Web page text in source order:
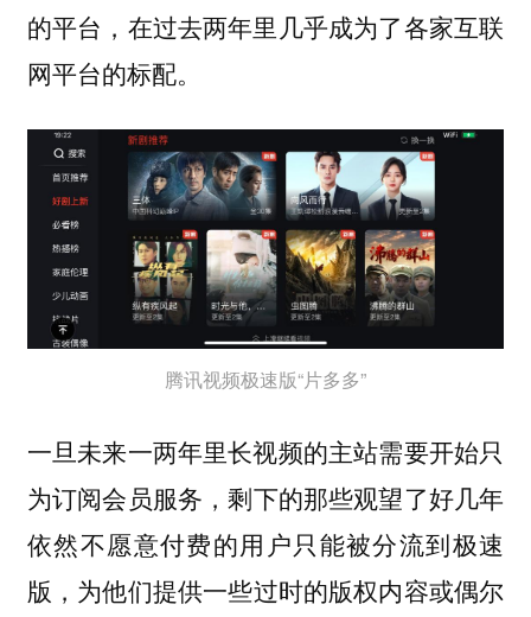
的平台，在过去两年里几乎成为了各家互联
网平台的标配。
腾讯视频极速版“片多多”
一旦未来一两年里长视频的主站需要开始只
为订阅会员服务，剩下的那些观望了好几年
依然不愿意付费的用户只能被分流到极速
版 ，为他们提供一些过时的版权内容或偶尔